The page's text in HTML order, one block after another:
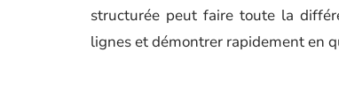
structurée peut faire toute la
lignes et démontrer rapidement en